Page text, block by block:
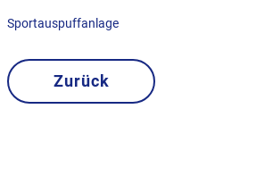
Sportauspuffanlage
Zurück